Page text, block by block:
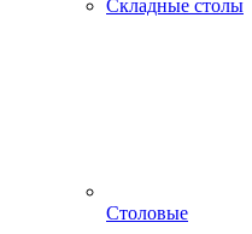
Складные столы
Столовые